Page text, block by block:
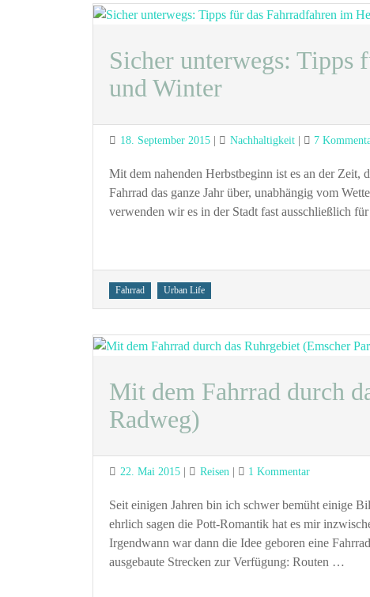
Sicher unterwegs: Tipps
und Winter
Posted
18. September 2015 Categories
Nachhaltigkeit 7
Mit dem nahenden Herbstbeginn ist es an der Zeit,
Fahrrad das ganze Jahr über, unabhängig vom
verwenden wir es in der Stadt fast ausschließlich
Tags
Fahrrad Urban Life
Mit dem Fahrrad durch
Radweg)
Posted
22. Mai 2015 Categories
Reisen 1 Kommentarzu
dem
Fahrrad
durch
Ruhrgebiet
Seit einigen Jahren bin ich schwer bemüht einige
ehrlich sagen die Pott-Romantik hat es mir
Irgendwann war dann die Idee geboren eine
ausgebaute Strecken zur Verfügung: Routen …